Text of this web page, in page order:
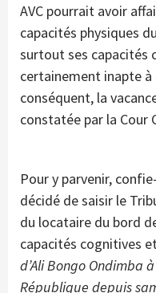
AVC pourrait avoir
capacités physiques
surtout ses capacités
certainement inapte à
conséquent, la
constatée par la Cour
Pour y parvenir,
décidé de saisir le
du locataire du bord
capacités cognitives
d’Ali Bongo Ondimba
République depuis